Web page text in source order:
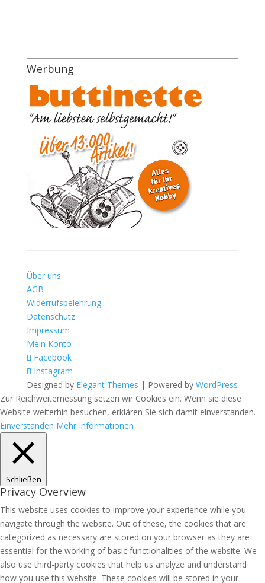
Werbung
Über uns
AGB
Widerrufsbelehrung
Datenschutz
Impressum
Mein Konto
Facebook
Instagram
Designed by Elegant Themes | Powered by WordPress
Zur Reichweitemessung setzen wir Cookies ein. Wenn sie diese
Website weiterhin besuchen, erklären Sie sich damit einverstanden.
Einverstanden Mehr Informationen
Schließen
Privacy Overview
This website uses cookies to improve your experience while you
navigate through the website. Out of these, the cookies that are
categorized as necessary are stored on your browser as they are
essential for the working of basic functionalities of the website. We
also use third-party cookies that help us analyze and understand
how you use this website. These cookies will be stored in your